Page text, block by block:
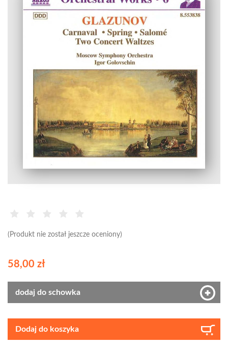
(Produkt nie został jeszcze oceniony)
58,00 zł
dodaj do schowka
Dodaj do koszyka